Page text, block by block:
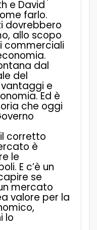
e David
farlo.
dovrebbero
allo scopo
commerciali
dal
del
e
Ed è
che oggi
corretto
è
le
E c’è un
se
mercato
valore per la
lo